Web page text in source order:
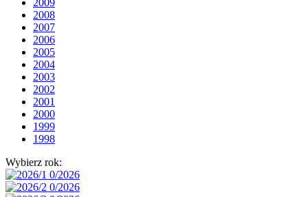
2009
2008
2007
2006
2005
2004
2003
2002
2001
2000
1999
1998
Wybierz rok: